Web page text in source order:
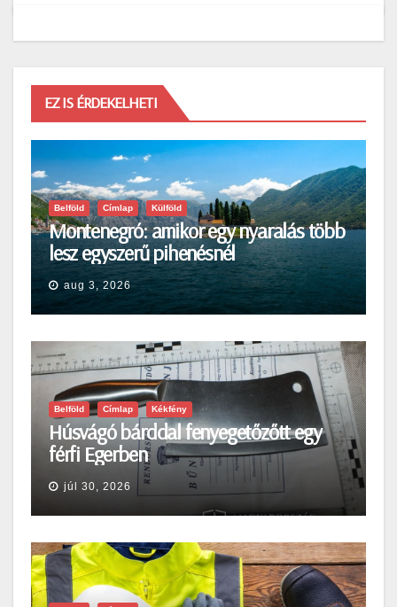
EZ IS ÉRDEKELHETI
Belföld Címlap Külföld
Montenegró: amikor egy nyaralás több
lesz egyszerű pihenésnél
aug 3, 2026
Belföld Címlap Kékfény
Húsvágó bárddal fenyegetőzőtt egy
férfi Egerben
júl 30, 2026